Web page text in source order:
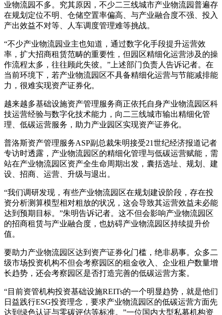
业物流园不多。究其原因，不少二三线城市产业物流园普遍存
在规划定位不明、仓储空置率偏高、与产业融合度不强、投入
产出效益不对等、人车调度管理难等挑战。
“不少产业物流园业主也知道，通过数字化手段提升运营效
率，扩大招商租赁范畴的重要性，但园区精细化运营涉及的操
作流程太多，往往顾此失彼。”上述部门负责人告诉记者。在
当前环境下，若产业物流园区不具备精细化运营与节能减排能
力，很难实现资产证券化。
越来越多基础设施资产管理服务商正依托自身产业物流园区科
技运营经验与数字化技术能力，向二三线城市输出精细化管
理、低碳运营服务，助力产业园区实现资产证券化。
普洛斯资产管理服务ASP副总裁朱明接受21世纪经济报道记者
专访时透露，产业物流园区的精细化管理与低碳运营赋能，需
站在产业物流园区资产全生命周期出发，囊括选址、规划、建
设、招商、运营、升级与退出。
“我们调研发现，有些产业物流园区在规划建设阶段，存在投
资分析测算模型相对粗放的状况，这会导致其运营效益未必能
达到预期目标。”朱明告诉记者。这不但会影响产业物流园区
的招商租赁与产业融合度，也妨碍产业物流园区持续提升价
值。
要助力产业物流园区达到资产证券化门槛，绝非易事。众多二
级市场投资机构不但会考察园区的租金收入、企业租户数量增
长趋势，还会考察园区是否打造完善的低碳运营方案。
“目前资管机构投资基础设施REITs的一个明显趋势，就是他们
日益践行ESG投资理念，要求产业物流园区的低碳运营方面先
达到绿色认证与零碳评估等标准。”一位国内大型私募机构资